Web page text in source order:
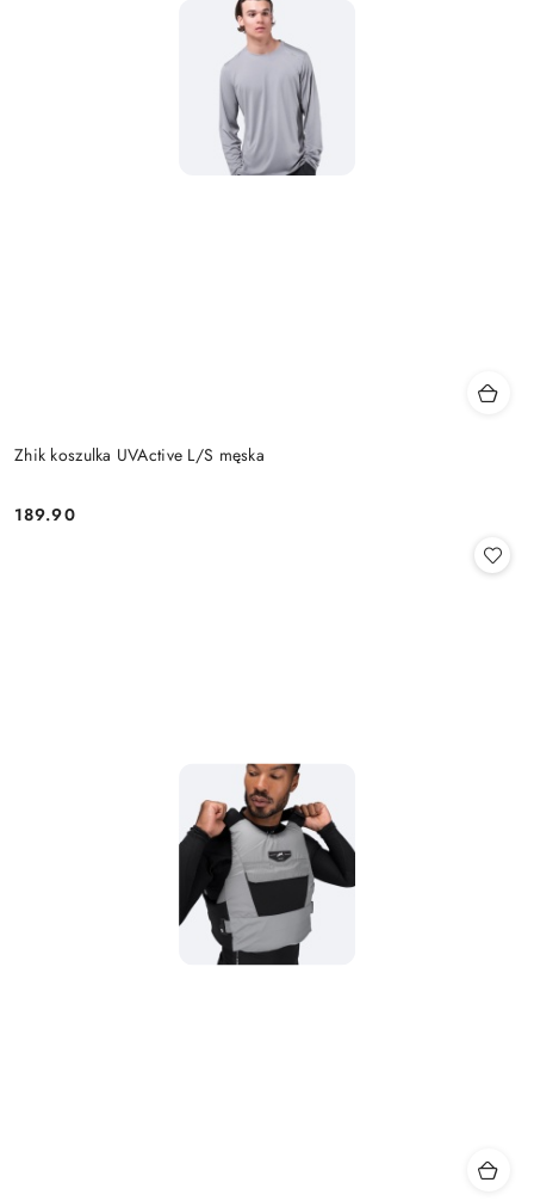
Zhik koszulka UVActive L/S męska
Cena:
189.90